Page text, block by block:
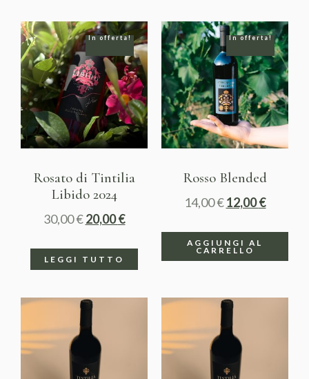
In offerta!
Rosato di Tintilia
Libido 2024
30,00€ 20,00€
LEGGI TUTTO
In offerta!
Rosso Blended
14,00€ 12,00€
AGGIUNGI AL
CARRELLO